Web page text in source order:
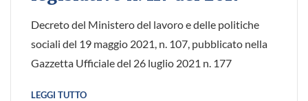
Decreto del Ministero del lavoro e delle politiche
sociali del 19 maggio 2021, n. 107, pubblicato nella
Gazzetta Ufficiale del 26 luglio 2021 n. 177
LEGGI TUTTO